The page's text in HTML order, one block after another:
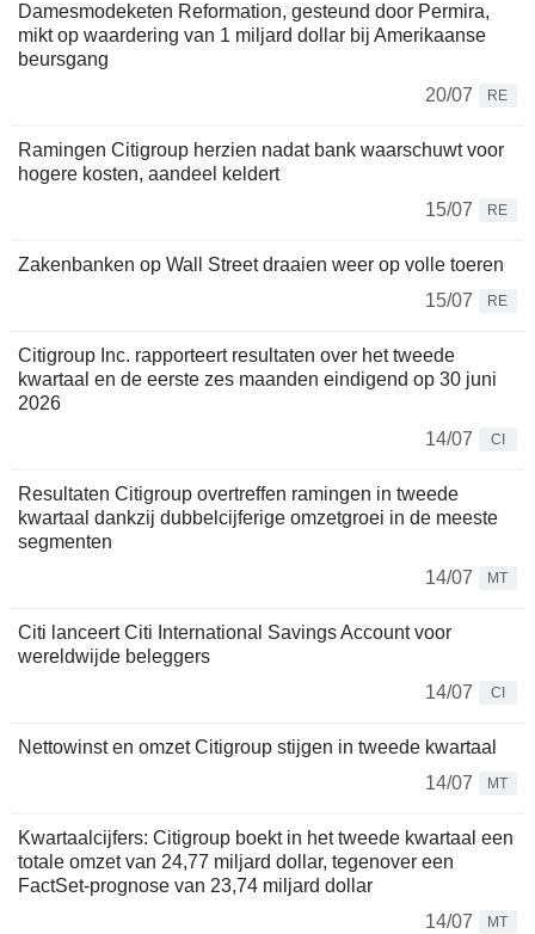
Damesmodeketen Reformation, gesteund door Permira,
mikt op waardering van 1 miljard dollar bij Amerikaanse
beursgang
20/07
RE
Ramingen Citigroup herzien nadat bank waarschuwt voor
hogere kosten, aandeel keldert
15/07
RE
Zakenbanken op Wall Street draaien weer op volle toeren
15/07
RE
Citigroup Inc. rapporteert resultaten over het tweede
kwartaal en de eerste zes maanden eindigend op 30 juni
2026
14/07
CI
Resultaten Citigroup overtreffen ramingen in tweede
kwartaal dankzij dubbelcijferige omzetgroei in de meeste
segmenten
14/07
MT
Citi lanceert Citi International Savings Account voor
wereldwijde beleggers
14/07
CI
Nettowinst en omzet Citigroup stijgen in tweede kwartaal
14/07
MT
Kwartaalcijfers: Citigroup boekt in het tweede kwartaal een
totale omzet van 24,77 miljard dollar, tegenover een
FactSet-prognose van 23,74 miljard dollar
14/07
MT